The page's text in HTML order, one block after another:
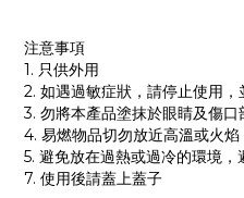
注意事項
1. 只供外用
2. 如遇過敏症狀，請停止使用，
3. 勿將本產品塗抹於眼睛及傷口
4. 易燃物品切勿放近高溫或火焰
5. 避免放在過熱或過冷的環境，
7. 使用後請蓋上蓋子